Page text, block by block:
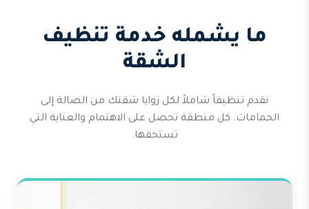
ما يشمله خدمة تنظيف
الشقة
نقدم تنظيفاً شاملاً لكل زوايا شقتك من الصالة إلى
الحمامات. كل منطقة تحصل على الاهتمام والعناية التي
تستحقها.